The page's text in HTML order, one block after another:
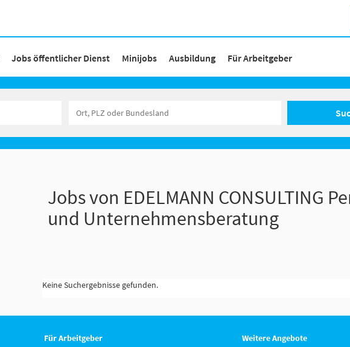
Jobs öffentlicher Dienst Minijobs Ausbildung Für Arbeitgeber
Jobs von EDELMANN CONSULTING
und Unternehmensberatung
Keine Suchergebnisse gefunden.
Für Arbeitgeber Weitere Angebote